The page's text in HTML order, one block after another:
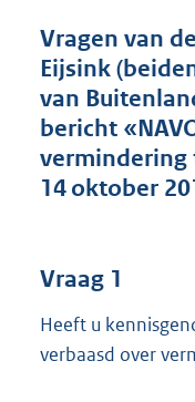
Vragen van
Eijsink
van
bericht
vermindering
14 oktober
Vraag 1
Heeft u
verbaasd over